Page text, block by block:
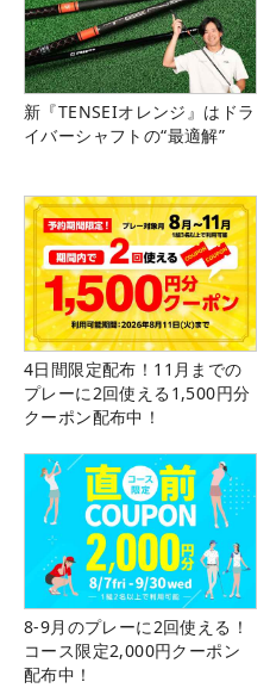
新『TENSEIオレンジ』はドラ
イバーシャフトの“最適解”
4日間限定配布！11月までの
プレーに2回使える1,500円分
クーポン配布中！
8-9月のプレーに2回使える！
コース限定2,000円クーポン
配布中！